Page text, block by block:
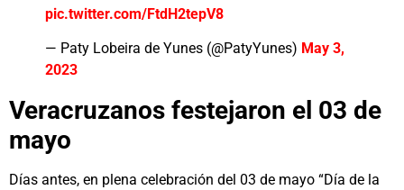
pic.twitter.com/FtdH2tepV8
— Paty Lobeira de Yunes (@PatyYunes) May 3,
2023
Veracruzanos festejaron el 03 de
mayo
Días antes, en plena celebración del 03 de mayo “Día de la